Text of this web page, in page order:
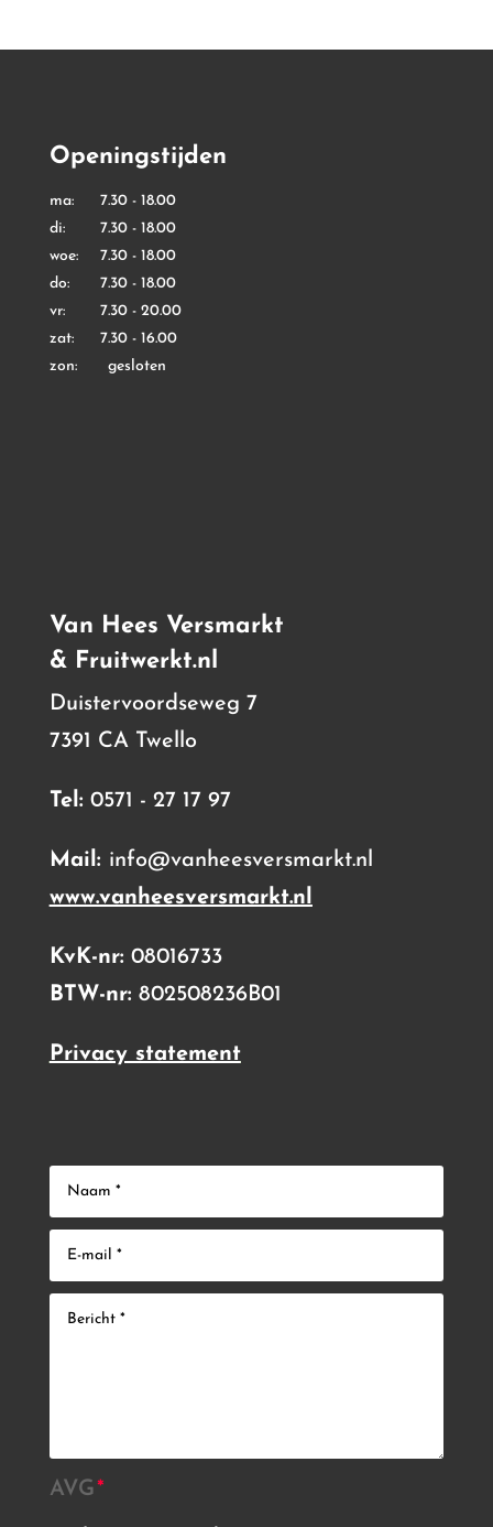
Openingstijden
ma: 7.30 - 18.00
di: 7.30 - 18.00
woe: 7.30 - 18.00
do: 7.30 - 18.00
vr: 7.30 - 20.00
zat: 7.30 - 16.00
zon: gesloten
Van Hees Versmarkt
& Fruitwerkt.nl
Duistervoordseweg 7
7391 CA Twello
Tel: 0571 - 27 17 97
Mail: info@vanheesversmarkt.nl
www.vanheesversmarkt.nl
KvK-nr: 08016733
BTW-nr: 802508236B01
Privacy statement
AVG